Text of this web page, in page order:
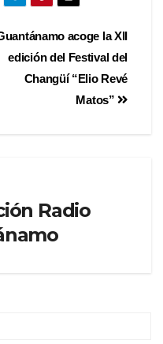
acoge la XII
edición del Festival del
Changüí “Elio Revé
Matos”
Radio